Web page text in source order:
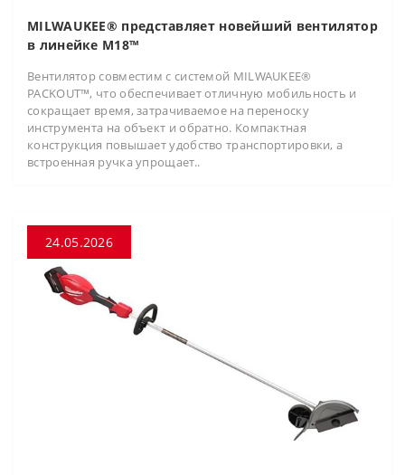
MILWAUKEE® представляет новейший вентилятор
в линейке M18™
Вентилятор совместим с системой MILWAUKEE®
PACKOUT™, что обеспечивает отличную мобильность и
сокращает время, затрачиваемое на переноску
инструмента на объект и обратно. Компактная
конструкция повышает удобство транспортировки, а
встроенная ручка упрощает..
24.05.2026